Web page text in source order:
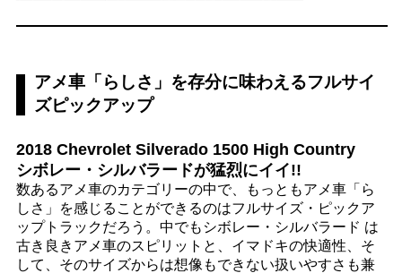
アメ車「らしさ」を存分に味わえるフルサイ
ズピックアップ
2018 Chevrolet Silverado 1500 High Country
シボレー・シルバラードが猛烈にイイ!!
数あるアメ車のカテゴリーの中で、もっともアメ車「ら
しさ」を感じることができるのはフルサイズ・ピックア
ップトラックだろう。中でもシボレー・シルバラード は
古き良きアメ車のスピリットと、イマドキの快適性、そ
して、そのサイズからは想像もできない扱いやすさも兼